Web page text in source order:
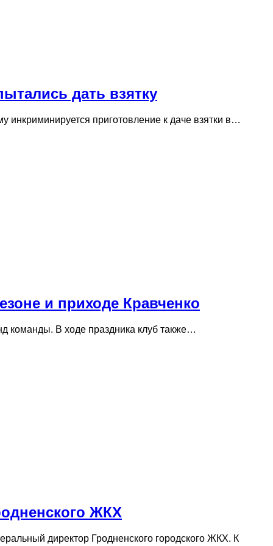
дать взятку
инкриминируется приготовление к даче взятки в…
и приходе Кравченко
команды. В ходе праздника клуб также…
ЖКХ
директор Гродненского городского ЖКХ. К